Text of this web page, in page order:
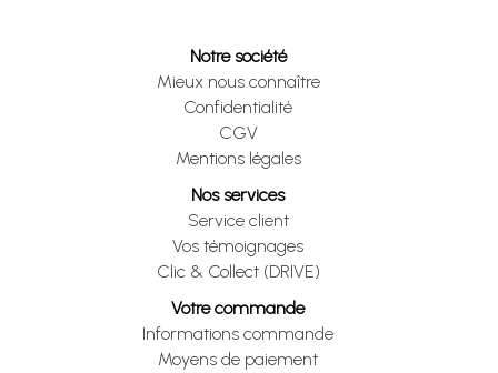
Notre société
Mieux nous connaître
Confidentialité
CGV
Mentions légales
Nos services
Service client
Vos témoignages
Clic & Collect (DRIVE)
Votre commande
Informations commande
Moyens de paiement